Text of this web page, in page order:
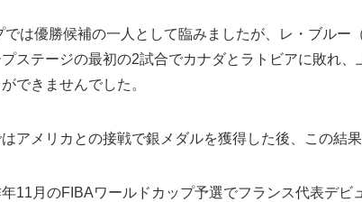
では優勝候補の一人として臨みましたが、レ・ブルー
ステージの最初の2試合でカナダとラトビアに敗れ、
できませんでした。
アメリカとの接戦で銀メダルを獲得した後、この結
11月のFIBAワールドカップ予選でフランス代表デビ